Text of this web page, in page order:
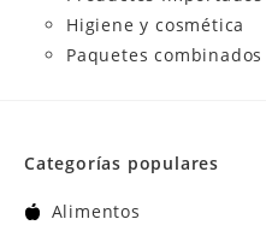
Higiene y cosmética
Paquetes combinados
Categorías populares
Alimentos